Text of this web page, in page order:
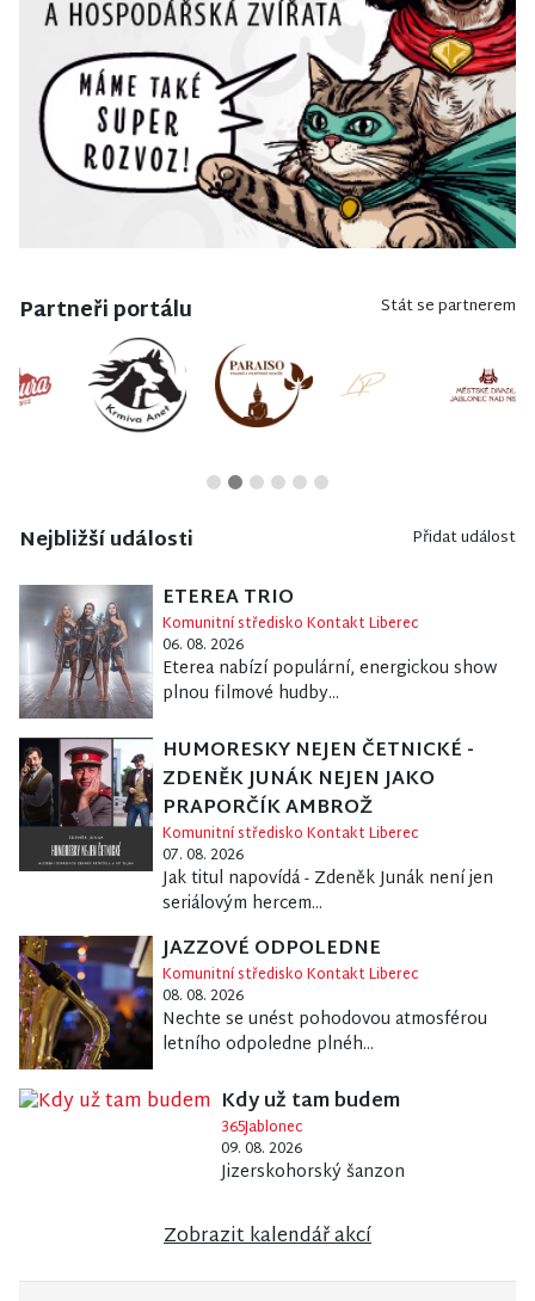
Partneři portálu Stát se partnerem
Nejbližší události Přidat událost
ETEREA TRIO
Komunitní středisko Kontakt Liberec
06. 08. 2026
Eterea nabízí populární, energickou show
plnou filmové hudby...
HUMORESKY NEJEN ČETNICKÉ -
ZDENĚK JUNÁK NEJEN JAKO
PRAPORČÍK AMBROŽ
Komunitní středisko Kontakt Liberec
07. 08. 2026
Jak titul napovídá - Zdeněk Junák není jen
seriálovým hercem...
JAZZOVÉ ODPOLEDNE
Komunitní středisko Kontakt Liberec
08. 08. 2026
Nechte se unést pohodovou atmosférou
letního odpoledne plnéh...
Kdy už tam budem
365Jablonec
09. 08. 2026
Jizerskohorský šanzon
Zobrazit kalendář akcí